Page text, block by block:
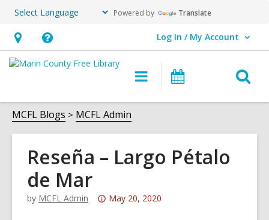
Powered by Translate
Hours
&
opens
an
overlay
Help,
opens
overlay
Log In / My Account
User Log In / My Account.
Main
navigation
MCFL Blogs MCFL Admin
Reseña – Largo Pétalo
de Mar
by MCFL Admin
Attention:
May 20, 2020